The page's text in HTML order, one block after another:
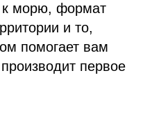
к морю, формат
и то,
помогает вам
первое